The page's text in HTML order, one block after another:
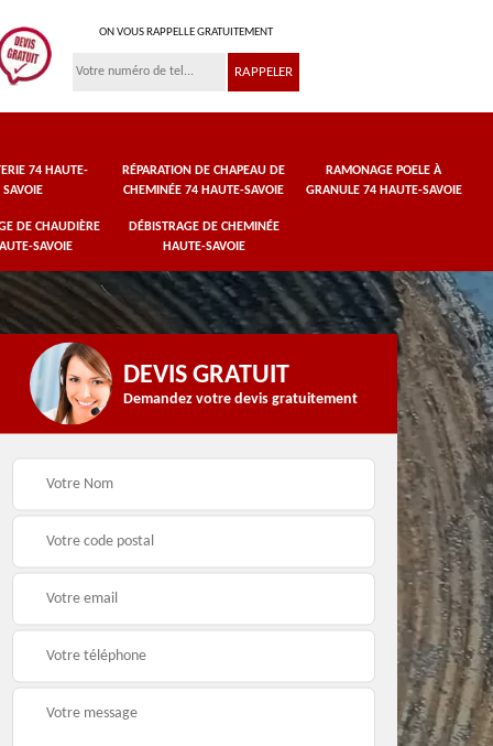
ON VOUS RAPPELLE GRATUITEMENT
74 HAUTE-
SAVOIE
RÉPARATION DE CHAPEAU DE
CHEMINÉE 74 HAUTE-SAVOIE
RAMONAGE POELE À
GRANULE 74 HAUTE-SAVOIE
DE CHAUDIÈRE
SAVOIE
DÉBISTRAGE DE CHEMINÉE
HAUTE-SAVOIE
Fumisterie 74 Haute-
Savoie
Réparation de
chapeau de cheminée
74 Haute-Savoie
DEVIS GRATUIT
Demandez votre devis gratuitement